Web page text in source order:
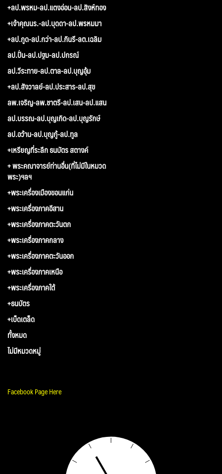
+ลป.พรหม-ลป.แตงอ่อน-ลป.สิงห์ทอง
+เจ้าคุณนร.-ลป.บุดดา-ลป.พรหมมา
+ลป.กูด-ลป.กว่า-ลป.กินรี-ลต.เฉลิม
ลป.ปั่น-ลป.ปฐม-ลป.ปกรณ์
ลป.วีระทาย-ลป.ตาล-ลป.บุญอุ้ม
+ลป.สังวาลย์-ลป.ประสาร-ลป.สุข
ลพ.เจริญ-ลพ.ชาตรี-ลป.เสน-ลป.แสน
ลป.บรรณ-ลป.บุญเกิด-ลป.บุญรักษ์
ลป.อว้าน-ลป.บุญกู้-ลป.ทูล
+เหรียญที่ระลึก ธนบัตร สตางค์
+ พระคณาจารย์ท่านอื่น(ที่ไม่มีในหมวด
พระ)ฯลฯ
+พระเครื่องเมืองขอนแก่น
+พระเครื่องภาคอีสาน
+พระเครื่องภาคตะวันตก
+พระเครื่องภาคกลาง
+พระเครื่องภาคตะวันออก
+พระเครื่องภาคเหนือ
+พระเครื่องภาคใต้
+ธนบัตร
+เบ็ดเตล็ด
ทั้งหมด
ไม่มีหมวดหมู่
Facebook Page Here